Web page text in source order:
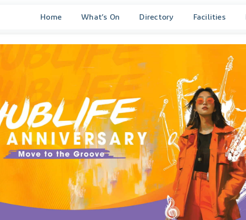
Home What’s On Directory Facilities